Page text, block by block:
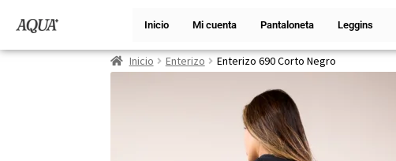
Inicio Mi cuenta Pantaloneta Leggins
Inicio Enterizo Enterizo 690 Corto Negro